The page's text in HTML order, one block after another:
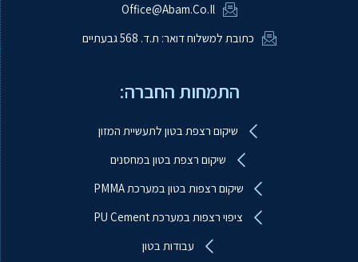
Office@abam.co.il
כתובת למשלוח דואר: ת.ד. 568 גבעתיים
התמחות החברה:
שיקום רצפת בטון לתעשיית המזון
שיקום רצפת בטון במחסנים
שיקום רצפות בטון במערכת PMMA
ציפוי רצפות במערכת PU Cement
עבודות בטון